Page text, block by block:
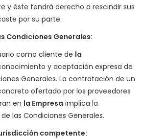
y éste tendrá derecho a rescindir sus
por su parte.
Condiciones Generales:
como cliente de la
y aceptación expresa de
Generales. La contratación de un
ofertado por los proveedores
en la Empresa implica la
las Condiciones Generales.
competente: